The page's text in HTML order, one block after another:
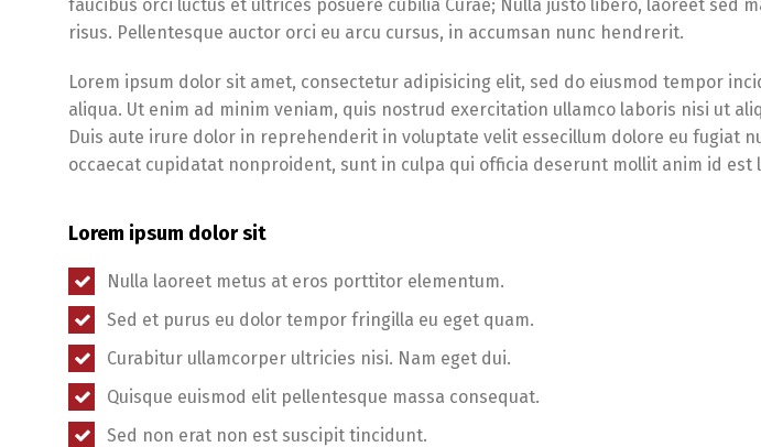
faucibus orci luctus et ultrices posuere cubilia Curae; Nulla justo libero, laoreet sed
risus. Pellentesque auctor orci eu arcu cursus, in accumsan nunc hendrerit.
Lorem ipsum dolor sit amet, consectetur adipisicing elit, sed do eiusmod tempor
aliqua. Ut enim ad minim veniam, quis nostrud exercitation ullamco laboris nisi ut
Duis aute irure dolor in reprehenderit in voluptate velit essecillum dolore eu fugiat
occaecat cupidatat nonproident, sunt in culpa qui officia deserunt mollit anim id est
Lorem ipsum dolor sit
Nulla laoreet metus at eros porttitor elementum.
Sed et purus eu dolor tempor fringilla eu eget quam.
Curabitur ullamcorper ultricies nisi. Nam eget dui.
Quisque euismod elit pellentesque massa consequat.
Sed non erat non est suscipit tincidunt.